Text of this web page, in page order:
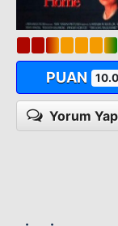
PUAN
Yorum Yap